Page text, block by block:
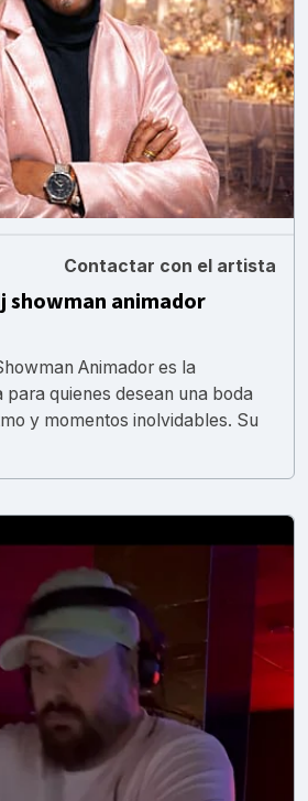
Contactar con el artista
animador
Animador es la
quienes desean una boda
y momentos inolvidables. Su